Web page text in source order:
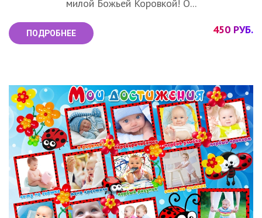
милой Божьей Коровкой! О...
ПОДРОБНЕЕ 450 РУБ.